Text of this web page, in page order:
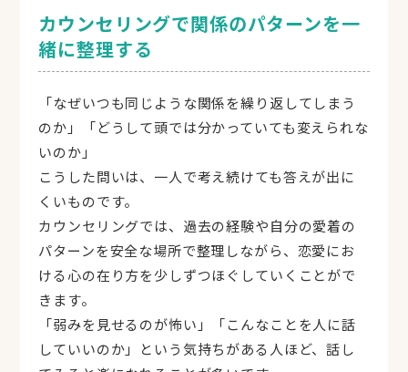
カウンセリングで関係のパターンを一
緒に整理する
「なぜいつも同じような関係を繰り返してしまう
のか」「どうして頭では分かっていても変えられな
いのか」
こうした問いは、一人で考え続けても答えが出に
くいものです。
カウンセリングでは、過去の経験や自分の愛着の
パターンを安全な場所で整理しながら、恋愛にお
ける心の在り方を少しずつほぐしていくことがで
きます。
「弱みを見せるのが怖い」「こんなことを人に話
していいのか」という気持ちがある人ほど、話し